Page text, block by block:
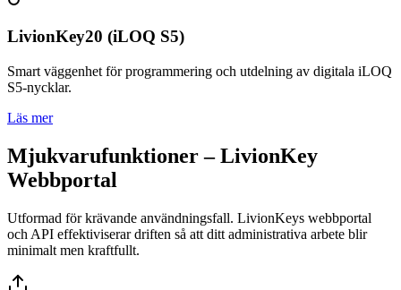
LivionKey20 (iLOQ S5)
Smart väggenhet för programmering och utdelning av digitala iLOQ
S5-nycklar.
Läs mer
Mjukvarufunktioner – LivionKey
Webbportal
Utformad för krävande användningsfall. LivionKeys webbportal
och API effektiviserar driften så att ditt administrativa arbete blir
minimalt men kraftfullt.